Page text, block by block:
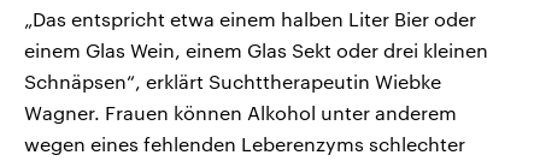
„Das entspricht etwa einem halben Liter Bier oder
einem Glas Wein, einem Glas Sekt oder drei kleinen
Schnäpsen“, erklärt Suchttherapeutin Wiebke
Wagner. Frauen können Alkohol unter anderem
wegen eines fehlenden Leberenzyms schlechter